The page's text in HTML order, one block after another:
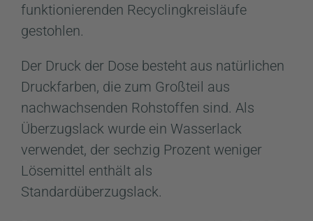
funktionierenden Recyclingkreisläufe
gestohlen.
Der Druck der Dose besteht aus natürlichen
Druckfarben, die zum Großteil aus
nachwachsenden Rohstoffen sind. Als
Überzugslack wurde ein Wasserlack
verwendet, der sechzig Prozent weniger
Lösemittel enthält als
Standardüberzugslack.